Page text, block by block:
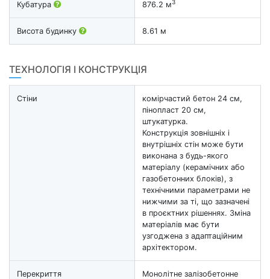
Кубатура 876.2 м3
Висота будинку 8.61 м
ТЕХНОЛОГІЯ І КОНСТРУКЦІЯ
Стіни
комірчастий бетон 24 см,
пінопласт 20 см,
штукатурка.
Конструкція зовнішніх і
внутрішніх стін може бути
виконана з будь-якого
матеріалу (керамічних або
газобетонних блоків), з
технічними параметрами не
нижчими за ті, що зазначені
в проєктних рішеннях. Зміна
матеріалів має бути
узгоджена з адаптаційним
архітектором.
Перекриття
Монолітне залізобетонне